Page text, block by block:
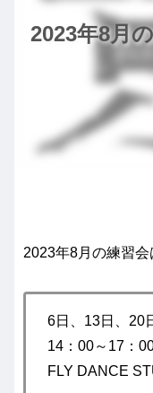
2023年8月
2023年8月の練習会
6日、13日、20
14：00～17：
FLY DANCE